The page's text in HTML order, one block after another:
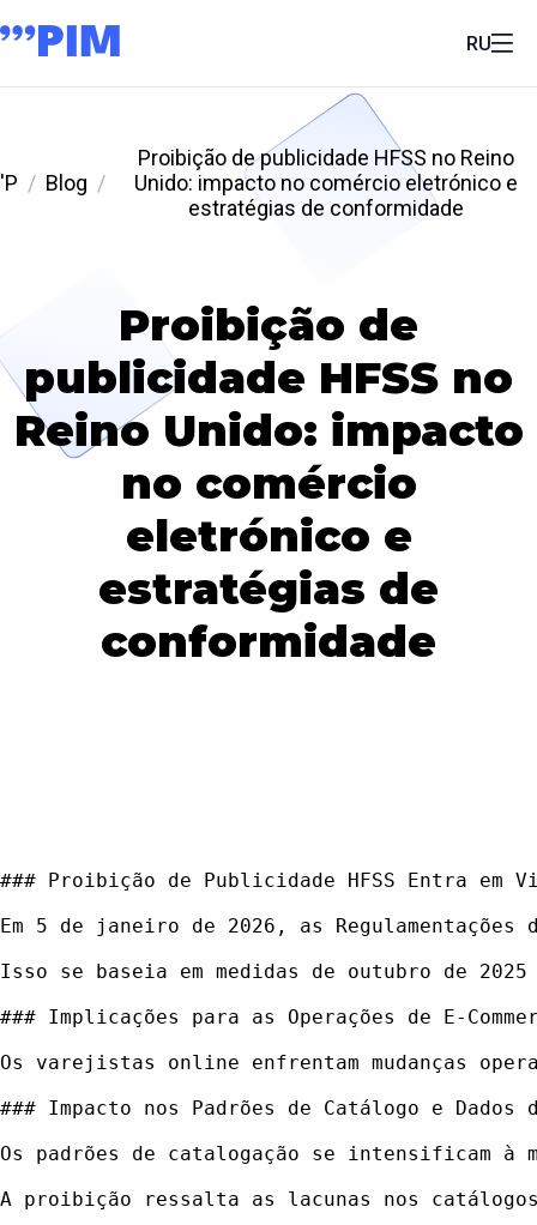
RU
'P Blog
Proibição de publicidade HFSS no Reino
Unido: impacto no comércio eletrónico e
estratégias de conformidade
Proibição de
publicidade HFSS no
Reino Unido: impacto
no comércio
eletrónico e
estratégias de
conformidade
### Proibição de Publicidade HFSS Entra em
Em 5 de janeiro de 2026, as
Isso se baseia em medidas de outubro de
### Implicações para as Operações de E-
Os varejistas online enfrentam mudanças
### Impacto nos Padrões de Catálogo e Dados
Os padrões de catalogação se intensificam
A proibição ressalta as lacunas nos catálogos